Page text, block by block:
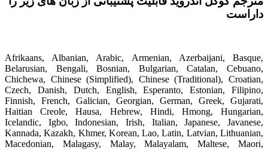
Afrikaans, Albanian, Arabic, Armenian, Azerbaijani,
Belarusian, Bengali, Bosnian, Bulgarian, Catalan,
Chichewa, Chinese (Simplified), Chinese (Traditional),
Czech, Danish, Dutch, English, Esperanto, Estonian,
Finnish, French, Galician, Georgian, German, Greek,
Haitian Creole, Hausa, Hebrew, Hindi, Hmong,
Icelandic, Igbo, Indonesian, Irish, Italian, Japanese,
Kannada, Kazakh, Khmer, Korean, Lao, Latin, Latvian,
Macedonian, Malagasy, Malay, Malayalam, Maltese,